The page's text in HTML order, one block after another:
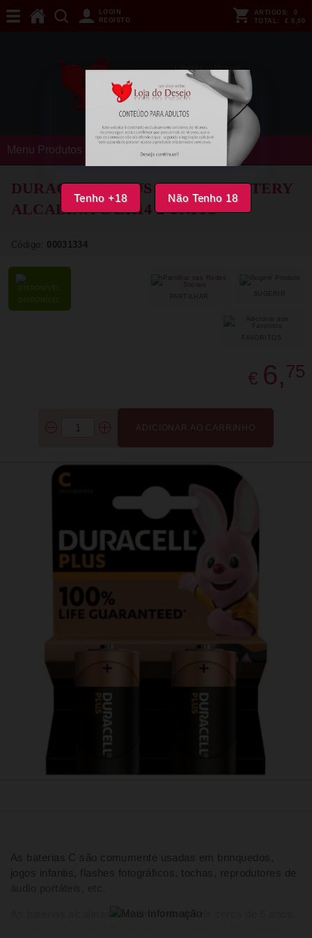
Tenho +18 Não Tenho 18
LOGIN
REGISTO
ARTIGOS:
0
TOTAL: € 0,00
Menu Produtos
DURACELL - PLUS POWER BATTERY
ALCALINA C LR14 2 UNITS
Código: 00031334
DISPONÍVEL
SUGERIR
FAVORITOS
€ 6, 75
ADICIONAR AO CARRINHO
As baterias C são comumente usadas em brinquedos,
jogos infantis, flashes fotográficos, tochas, reprodutores de
As baterias alcalinas têm uma vida útil de cerca de 6 anos,